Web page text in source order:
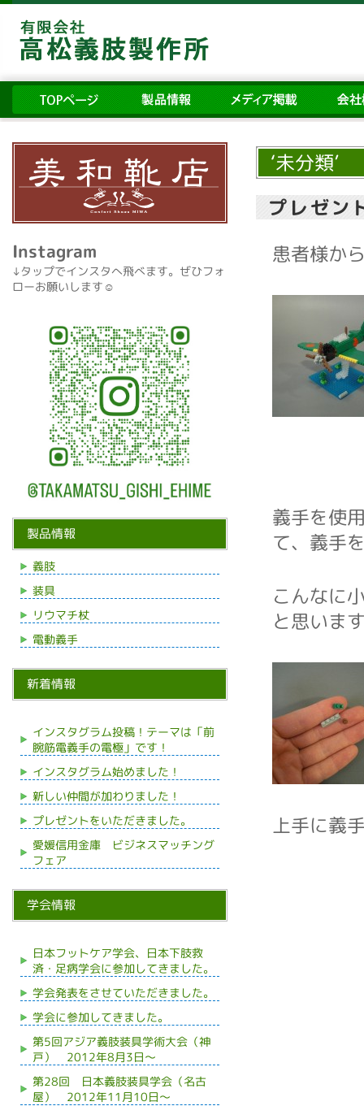
‘未分類’
プレゼン
患者様か
義手を使
て、義手
こんなに
と思いま
上手に義
Instagram
↓タップでインスタへ飛べます。ぜひフォ
ローお願いします☺️
製品情報
義肢
装具
リウマチ杖
電動義手
新着情報
インスタグラム投稿！テーマは「前
腕筋電義手の電極」です！
インスタグラム始めました！
新しい仲間が加わりました！
プレゼントをいただきました。
愛媛信用金庫 ビジネスマッチング
フェア
学会情報
日本フットケア学会、日本下肢救
済・足病学会に参加してきました。
学会発表をさせていただきました。
学会に参加してきました。
第5回アジア義肢装具学術大会（神
戸） 2012年8月3日～
第28回 日本義肢装具学会（名古
屋） 2012年11月10日～